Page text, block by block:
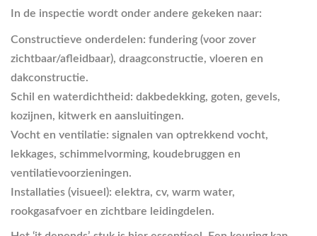
In de inspectie wordt onder andere gekeken naar:
Constructieve onderdelen: fundering (voor zover
zichtbaar/afleidbaar), draagconstructie, vloeren en
dakconstructie.
Schil en waterdichtheid: dakbedekking, goten, gevels,
kozijnen, kitwerk en aansluitingen.
Vocht en ventilatie: signalen van optrekkend vocht,
lekkages, schimmelvorming, koudebruggen en
ventilatievoorzieningen.
Installaties (visueel): elektra, cv, warm water,
rookgasafvoer en zichtbare leidingdelen.